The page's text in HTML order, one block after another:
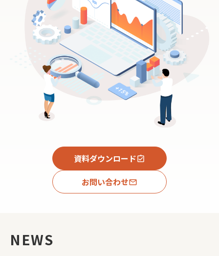
資料ダウンロードassignment_turned_in
お問い合わせemail
NEWS